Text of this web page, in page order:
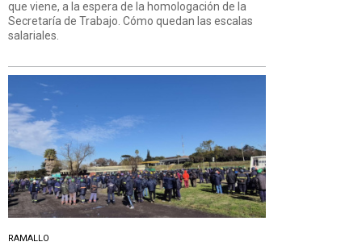
que viene, a la espera de la homologación de la
Secretaría de Trabajo. Cómo quedan las escalas
salariales.
RAMALLO